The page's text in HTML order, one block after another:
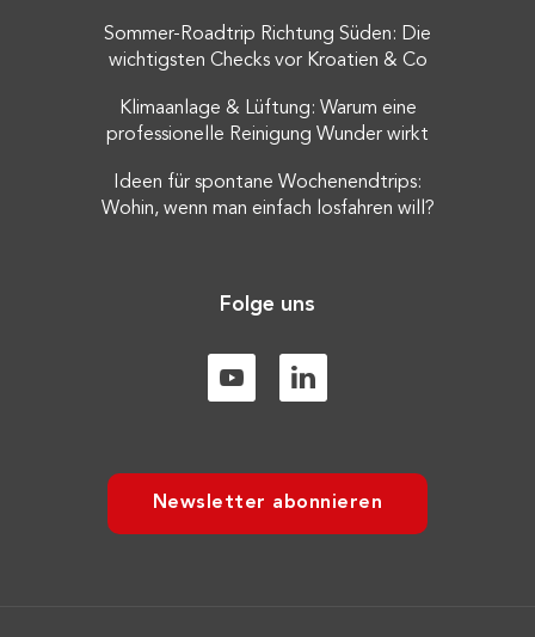
Sommer-Roadtrip Richtung Süden: Die
wichtigsten Checks vor Kroatien & Co
Klimaanlage & Lüftung: Warum eine
professionelle Reinigung Wunder wirkt
Ideen für spontane Wochenendtrips:
Wohin, wenn man einfach losfahren will?
Folge uns
Newsletter abonnieren